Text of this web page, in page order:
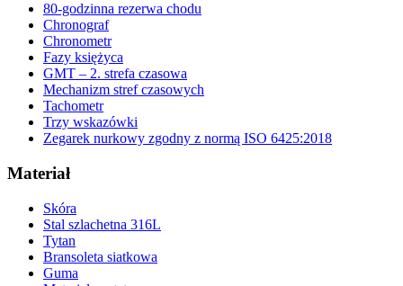
80-godzinna rezerwa chodu
Chronograf
Chronometr
Fazy księżyca
GMT – 2. strefa czasowa
Mechanizm stref czasowych
Tachometr
Trzy wskazówki
Zegarek nurkowy zgodny z normą ISO 6425:2018
Materiał
Skóra
Stal szlachetna 316L
Tytan
Bransoleta siatkowa
Guma